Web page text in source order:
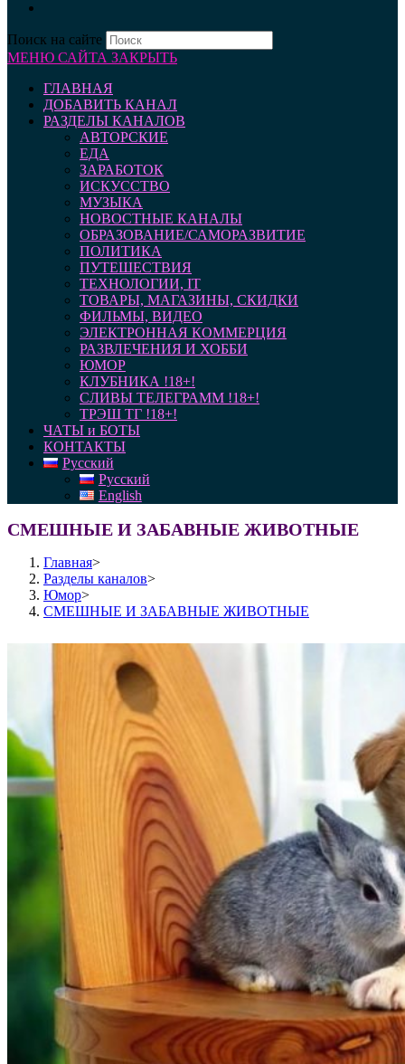
Поиск на сайте
МЕНЮ САЙТА ЗАКРЫТЬ
ГЛАВНАЯ
ДОБАВИТЬ КАНАЛ
РАЗДЕЛЫ КАНАЛОВ
АВТОРСКИЕ
ЕДА
ЗАРАБОТОК
ИСКУССТВО
МУЗЫКА
НОВОСТНЫЕ КАНАЛЫ
ОБРАЗОВАНИЕ/САМОРАЗВИТИЕ
ПОЛИТИКА
ПУТЕШЕСТВИЯ
ТЕХНОЛОГИИ, IT
ТОВАРЫ, МАГАЗИНЫ, СКИДКИ
ФИЛЬМЫ, ВИДЕО
ЭЛЕКТРОННАЯ КОММЕРЦИЯ
РАЗВЛЕЧЕНИЯ И ХОББИ
ЮМОР
КЛУБНИКА !18+!
СЛИВЫ ТЕЛЕГРАММ !18+!
ТРЭШ ТГ !18+!
ЧАТЫ и БОТЫ
КОНТАКТЫ
Русский
Русский
English
СМЕШНЫЕ И ЗАБАВНЫЕ ЖИВОТНЫЕ
Главная>
Разделы каналов>
Юмор>
СМЕШНЫЕ И ЗАБАВНЫЕ ЖИВОТНЫЕ